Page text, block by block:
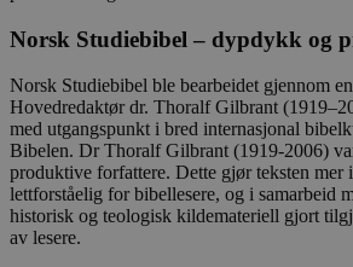
Norsk Studiebibel – dypdykk og
Norsk Studiebibel ble bearbeidet gjennom
Hovedredaktør dr. Thoralf Gilbrant
med utgangspunkt i bred internasjonal
Bibelen. Dr Thoralf Gilbrant (1919-2006)
produktive forfattere. Dette gjør teksten mer
lettforståelig for bibellesere, og i samarbeid
historisk og teologisk kildemateriell gjort
av lesere.